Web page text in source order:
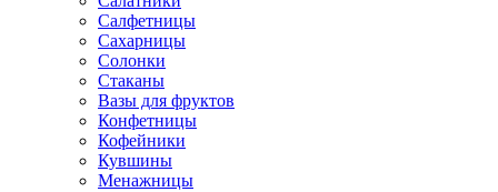
Салфетницы
Сахарницы
Солонки
Стаканы
Вазы для фруктов
Конфетницы
Кофейники
Кувшины
Менажницы